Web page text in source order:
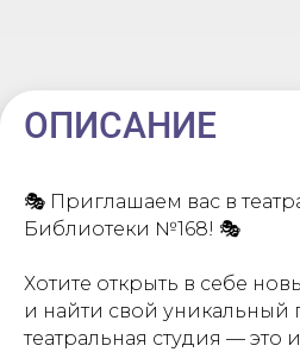
ОПИСАНИЕ
🎭 Приглашаем вас в
Библиотеки №168! 🎭
Хотите открыть в себе
и найти свой уникальный
театральная студия — это